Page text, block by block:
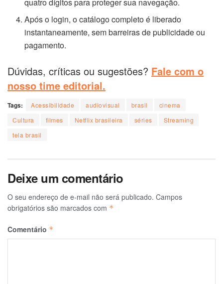
quatro dígitos para proteger sua navegação.
Após o login, o catálogo completo é liberado
instantaneamente, sem barreiras de publicidade ou
pagamento.
Dúvidas, críticas ou sugestões? Fale com o
nosso time editorial.
Tags: Acessibilidade audiovisual brasil
cinema
Cultura
filmes Netflix brasileira séries
Streaming
tela brasil
Deixe um comentário
O seu endereço de e-mail não será publicado. Campos
obrigatórios são marcados com *
Comentário *